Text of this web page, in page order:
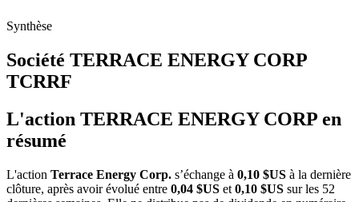
Synthèse
Société TERRACE ENERGY CORP
TCRRF
L'action TERRACE ENERGY CORP en
résumé
L'action Terrace Energy Corp. s’échange à 0,10 $US à la dernière
clôture, après avoir évolué entre 0,04 $US et 0,10 $US sur les 52